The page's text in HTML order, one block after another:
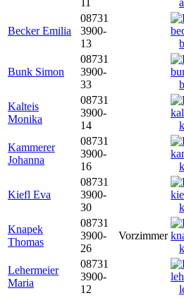
Becker Emilia
08731
3900-
13
Bunk Simon
08731
3900-
33
Kalteis
Monika
08731
3900-
14
Kammerer
Johanna
08731
3900-
16
Kiefl Eva
08731
3900-
30
Knapek
Thomas
08731
3900-
26
Vorzimmer
Lehermeier
Maria
08731
3900-
12